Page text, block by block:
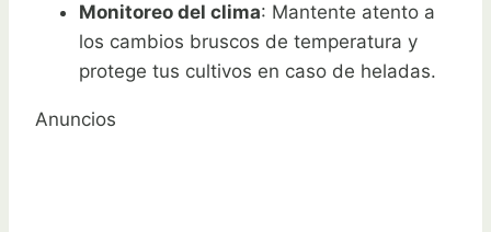
Monitoreo del clima: Mantente atento a
los cambios bruscos de temperatura y
protege tus cultivos en caso de heladas.
Anuncios